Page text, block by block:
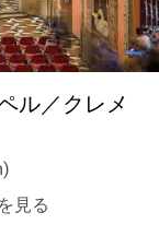
ル／クレメ
見る